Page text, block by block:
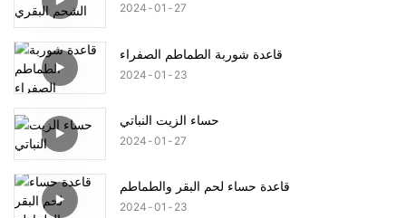
2024 01 27
قاعدة شوربة الطماطم الصفراء
2024 01 23
حساء الزيت النباتي
2024 01 27
قاعدة حساء لحم البقر والطماطم
2024 01 23